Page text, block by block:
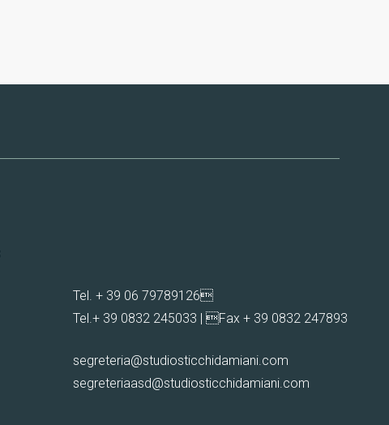
Tel.+ 39 06 79789126
Tel.+ 39 0832 245033 | Fax + 39 0832 247893
segreteria@studiosticchidamiani.com
segreteriaasd@studiosticchidamiani.com